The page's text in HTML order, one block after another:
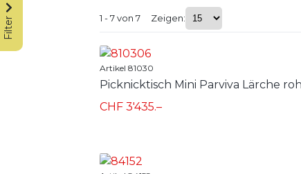
1 - 7 von 7 Zeigen:
Artikel 81030
Picknicktisch Mini Parviva Lärche roh
CHF 3'435.–
Filter